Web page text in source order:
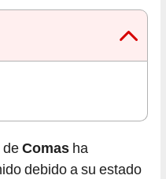
deComas ha
debido a su estado